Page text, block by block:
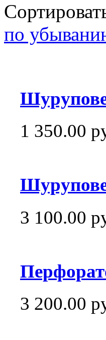
по
1 350.00
3 100.00
3 200.00